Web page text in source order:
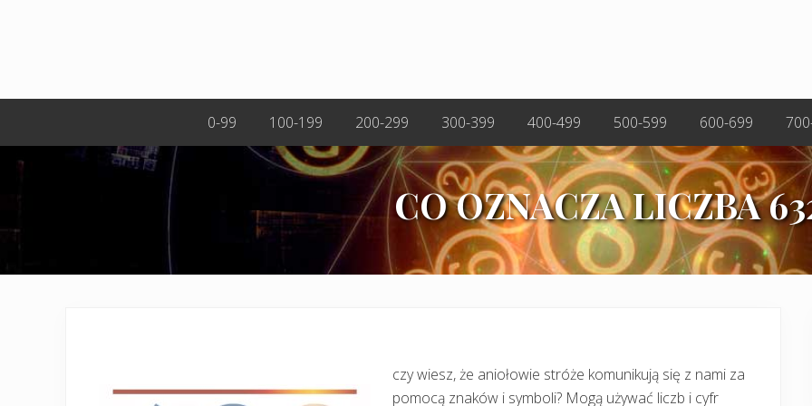
0-99 100-199 200-299 300-399 400-499 500-599 600-699
CO OZNACZA LICZBA
czy wiesz, że aniołowie stróże komunikują się z nami za
pomocą znaków i symboli? Mogą używać liczb i cyfr